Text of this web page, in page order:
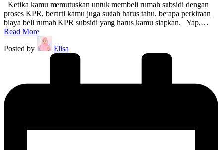
Ketika kamu memutuskan untuk membeli rumah subsidi dengan
proses KPR, berarti kamu juga sudah harus tahu, berapa perkiraan
biaya beli rumah KPR subsidi yang harus kamu siapkan. Yap,…
Read More
Posted by
Elisa